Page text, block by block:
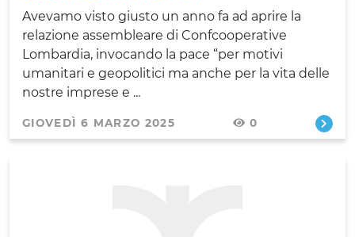
Avevamo visto giusto un anno fa ad aprire la
relazione assembleare di Confcooperative
Lombardia, invocando la pace “per motivi
umanitari e geopolitici ma anche per la vita delle
nostre imprese e ...
GIOVEDÌ 6 MARZO 2025 0